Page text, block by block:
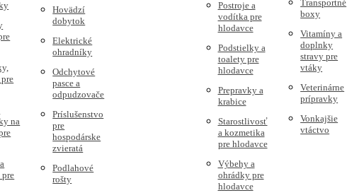
na
pre
Hovädzí
dobytok
Elektrické
ohradníky
Odchytové
pasce a
odpudzovače
Príslušenstvo
pre
hospodárske
zvieratá
Podlahové
rošty
Postroje a
vodítka pre
hlodavce
Podstielky a
toalety pre
hlodavce
Prepravky a
krabice
Starostlivosť
a kozmetika
pre hlodavce
Výbehy a
ohrádky pre
hlodavce
Transportné
boxy
Vitamíny a
doplnky
stravy pre
vtáky
Veterinárne
prípravky
Vonkajšie
vtáctvo